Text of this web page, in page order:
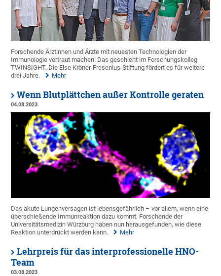
Forschende Ärztinnen und Ärzte mit neuesten Technologien der
Immunologie vertraut machen: Das geschieht im Forschungskolleg
TWINSIGHT. Die Else Kröner-Fresenius-Stiftung fördert es für weitere
drei Jahre.
Mehr
Wenn Blutplättchen außer Kontrolle geraten
04.08.2023
Das akute Lungenversagen ist lebensgefährlich – vor allem, wenn eine
überschießende Immunreaktion dazu kommt. Forschende der
Universitätsmedizin Würzburg haben nun herausgefunden, wie diese
Reaktion unterdrückt werden kann.
Mehr
Lehrpreis für das interprofessionelle HNO-
Team
03.08.2023